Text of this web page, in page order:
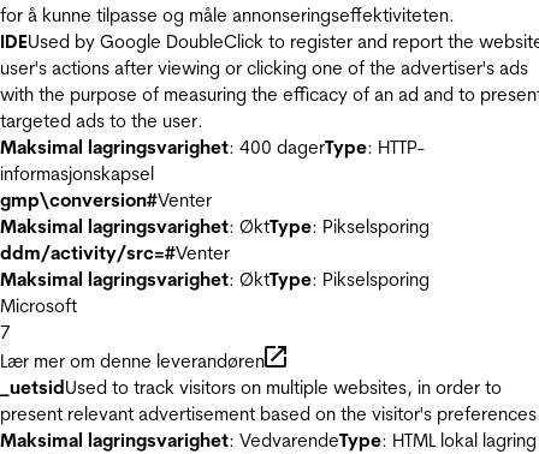
for å kunne tilpasse og måle annonseringseffektiviteten.
IDEUsed by Google DoubleClick to register and report the
user's actions after viewing or clicking one of the advertiser's ads
with the purpose of measuring the efficacy of an ad and to
targeted ads to the user.
Maksimal lagringsvarighet: 400 dagerType: HTTP-
informasjonskapsel
gmp\conversion#Venter
Maksimal lagringsvarighet: ØktType: Pikselsporing
ddm/activity/src=#Venter
Maksimal lagringsvarighet: ØktType: Pikselsporing
Microsoft
7
Lær mer om denne leverandøren
_uetsidUsed to track visitors on multiple websites, in order to
present relevant advertisement based on the visitor's
Maksimal lagringsvarighet: VedvarendeType: HTML lokal lagring